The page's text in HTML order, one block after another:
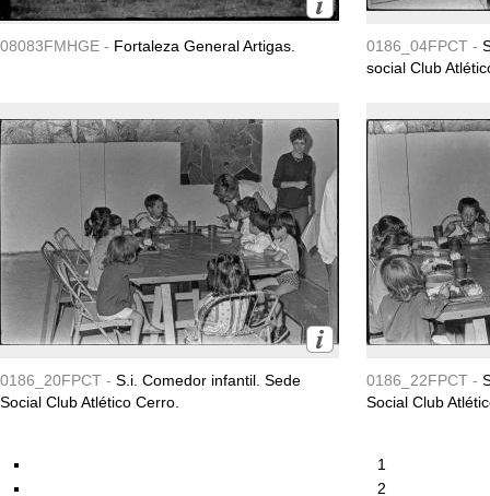
08083FMHGE - Fortaleza General Artigas. 0186_04FPCT -
social Club
0186_20FPCT - S.i. Comedor infantil. Sede
Social Club Atlético Cerro.
0186_22FPCT -
Social Club
1
2